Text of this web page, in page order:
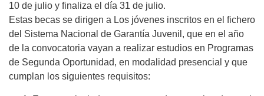
10 de julio y finaliza el día 31 de julio.
Estas becas se dirigen a Los jóvenes inscritos en el fichero
del Sistema Nacional de Garantía Juvenil, que en el año
de la convocatoria vayan a realizar estudios en Programas
de Segunda Oportunidad, en modalidad presencial y que
cumplan los siguientes requisitos: